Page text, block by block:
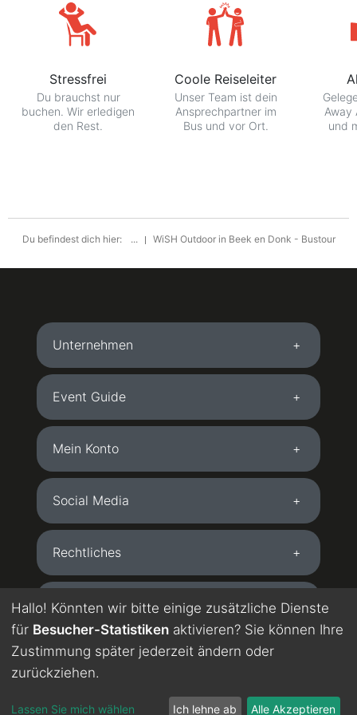
chevron_left festival person
Stressfrei
Du brauchst nur
buchen. Wir erledigen
den Rest.
Coole Reiseleiter
Unser Team ist dein
Ansprechpartner im
Bus und vor Ort.
Away
und
Du befindest dich hier: ... WiSH Outdoor in Beek en Donk - Bustour
Unternehmen
Event Guide
Mein Konto
Social Media
Rechtliches
Kostenlose App
DE EN
Wird maschinell übersetzt. Englisch in Testphase.
Hallo! Könnten wir bitte einige zusätzliche Dienste
für Besucher-Statistiken aktivieren? Sie können Ihre
Zustimmung später jederzeit ändern oder
zurückziehen.
Lassen Sie mich wählen Ich lehne ab Alle Akzeptieren